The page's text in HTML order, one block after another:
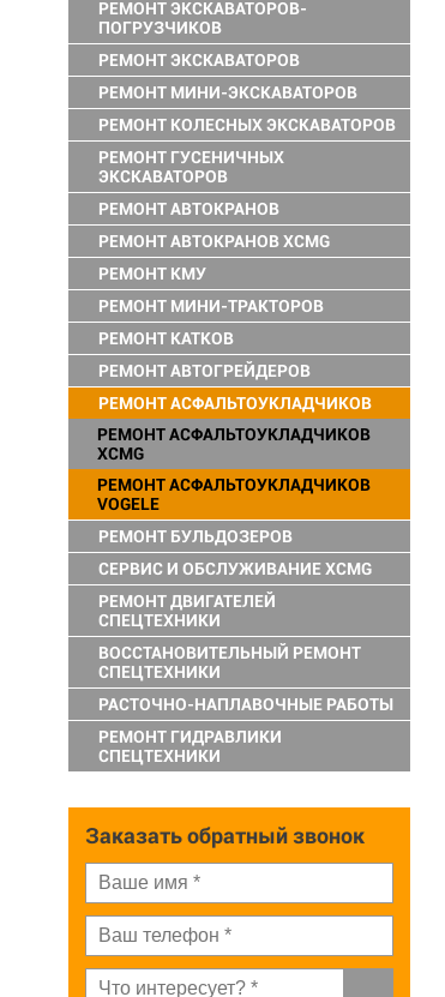
РЕМОНТ ЭКСКАВАТОРОВ-
ПОГРУЗЧИКОВ
РЕМОНТ ЭКСКАВАТОРОВ
РЕМОНТ МИНИ-ЭКСКАВАТОРОВ
РЕМОНТ КОЛЕСНЫХ ЭКСКАВАТОРОВ
РЕМОНТ ГУСЕНИЧНЫХ
ЭКСКАВАТОРОВ
РЕМОНТ АВТОКРАНОВ
РЕМОНТ АВТОКРАНОВ XCMG
РЕМОНТ КМУ
РЕМОНТ МИНИ-ТРАКТОРОВ
РЕМОНТ КАТКОВ
РЕМОНТ АВТОГРЕЙДЕРОВ
РЕМОНТ АСФАЛЬТОУКЛАДЧИКОВ
РЕМОНТ АСФАЛЬТОУКЛАДЧИКОВ
XCMG
РЕМОНТ АСФАЛЬТОУКЛАДЧИКОВ
VOGELE
РЕМОНТ БУЛЬДОЗЕРОВ
СЕРВИС И ОБСЛУЖИВАНИЕ XCMG
РЕМОНТ ДВИГАТЕЛЕЙ
СПЕЦТЕХНИКИ
ВОССТАНОВИТЕЛЬНЫЙ РЕМОНТ
СПЕЦТЕХНИКИ
РАСТОЧНО-НАПЛАВОЧНЫЕ РАБОТЫ
РЕМОНТ ГИДРАВЛИКИ
СПЕЦТЕХНИКИ
Заказать обратный звонок